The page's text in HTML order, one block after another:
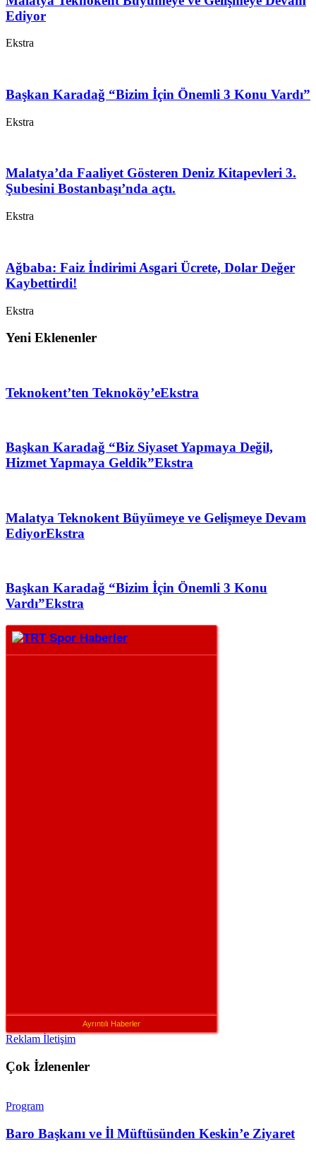
Ediyor
Ekstra
Başkan Karadağ “Bizim İçin Önemli 3 Konu Vardı”
Ekstra
Malatya’da Faaliyet Gösteren Deniz Kitapevleri 3.
Şubesini Bostanbaşı’nda açtı.
Ekstra
Ağbaba: Faiz İndirimi Asgari Ücrete, Dolar Değer
Kaybettirdi!
Ekstra
Yeni Eklenenler
Teknokent’ten Teknoköy’eEkstra
Başkan Karadağ “Biz Siyaset Yapmaya Değil,
Hizmet Yapmaya Geldik”Ekstra
Malatya Teknokent Büyümeye ve Gelişmeye Devam
EdiyorEkstra
Başkan Karadağ “Bizim İçin Önemli 3 Konu
Vardı”Ekstra
Ayrıntılı Haberler
Reklam İletişim
Çok İzlenenler
Program
Baro Başkanı ve İl Müftüsünden Keskin’e Ziyaret